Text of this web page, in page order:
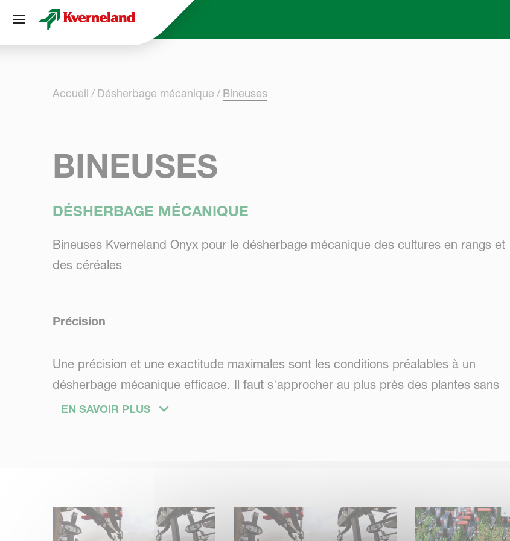
Accueil Désherbage mécanique Bineuses
BINEUSES
DÉSHERBAGE MÉCANIQUE
Bineuses Kverneland Onyx pour le désherbage mécanique des cultures en rangs et
des céréales
Précision
Une précision et une exactitude maximales sont les conditions préalables à un
désherbage mécanique efficace. Il faut s'approcher au plus près des plantes sans
les endommager. Avec Onyx, vous assurez la rectitude et la fixité des outils de travail,
La largeur des inter-rangs varie en fonction des cultures. La forme et la taille des
EN SAVOIR PLUS
Panneau de gestion des cookies